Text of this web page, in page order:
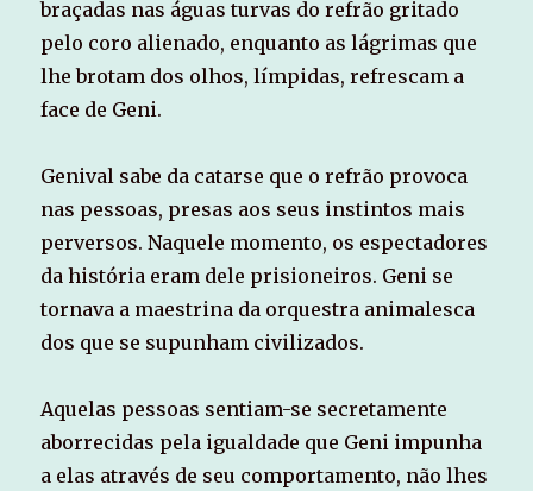
braçadas nas águas turvas do refrão gritado
pelo coro alienado, enquanto as lágrimas que
lhe brotam dos olhos, límpidas, refrescam a
face de Geni.
Genival sabe da catarse que o refrão provoca
nas pessoas, presas aos seus instintos mais
perversos. Naquele momento, os espectadores
da história eram dele prisioneiros. Geni se
tornava a maestrina da orquestra animalesca
dos que se supunham civilizados.
Aquelas pessoas sentiam-se secretamente
aborrecidas pela igualdade que Geni impunha
a elas através de seu comportamento, não lhes